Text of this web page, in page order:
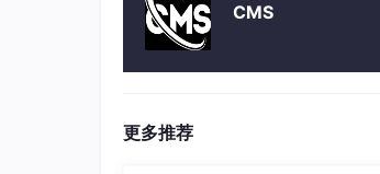
CMS
更多推荐